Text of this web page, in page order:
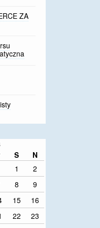
ZA
S
N
1
2
8
9
15
16
22
23